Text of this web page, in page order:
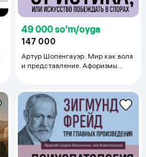
49 000 so'm/oyga
147 000
Артур Шопенгауэр. Мир как воля
и представление. Афоризмы
спорах (новое оформление)